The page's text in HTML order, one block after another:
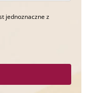
jednoznaczne z